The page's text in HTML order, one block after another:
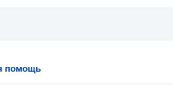
помощь